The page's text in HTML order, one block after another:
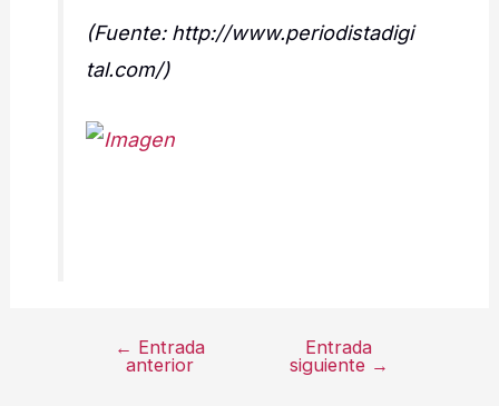
(Fuente: http://www.periodistadigi
tal.com/)
Navegación
← Entrada
anterior
Entrada
siguiente →